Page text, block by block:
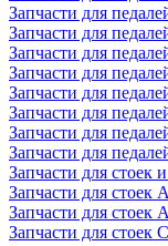
Запчасти для
Запчасти для
Запчасти для
Запчасти для
Запчасти для
Запчасти для
Запчасти для
Запчасти для
Запчасти для стоек и
Запчасти для стоек
Запчасти для стоек
Запчасти для стоек